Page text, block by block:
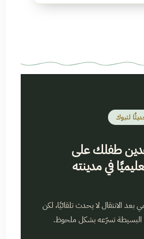
لتبوك
طفلك على
في مدينته
بعد الانتقال لا يحدث تلقائيًا، لكن
تسرّعه بشكل ملحوظ.